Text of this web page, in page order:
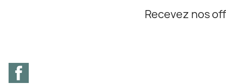
Recevez nos